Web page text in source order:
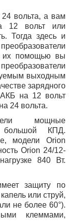
вольта, а вам
12 вольт или
Тогда здесь и
их помощью вы
выходным
зарядного
на 12 вольт
24 вольта.
мощные
большой КПД.
модели Orion
Orion 24/12-
840 Вт.
защиту по
или струй,
не более 60°).
клеммами,